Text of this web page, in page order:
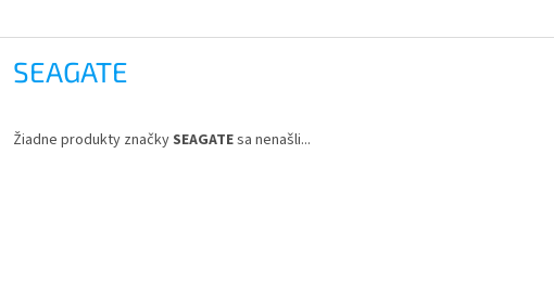
SEAGATE
Žiadne produkty značkySEAGATEsa nenašli...